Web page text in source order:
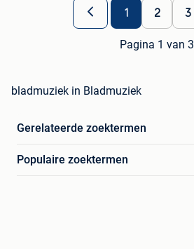
1 2 3
Pagina 1 van 3
bladmuziek in Bladmuziek
Gerelateerde zoektermen
Populaire zoektermen